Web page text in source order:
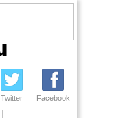
Twitter Facebook